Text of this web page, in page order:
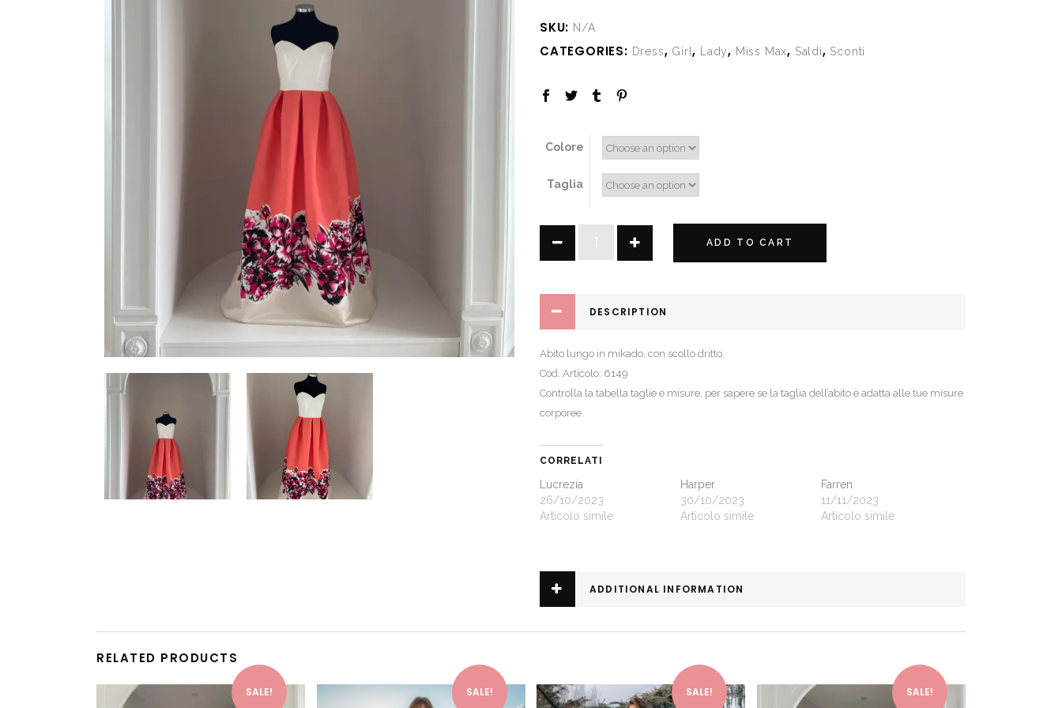
SKU: N/A
CATEGORIES: Dress, Girl , Lady, Miss Max, Saldi, Sconti
Colore
Taglia
ADD TO CART
DESCRIPTION
Abito lungo in mikado, con scollo dritto.
Cod. Articolo: 6149
Controlla la tabella taglie e misure, per sapere se la taglia dell’abito è adatta alle tue misure
corporee.
CORRELATI
Lucrezia
26/10/2023
Articolo simile
Harper
30/10/2023
Articolo simile
Farren
11/11/2023
Articolo simile
ADDITIONAL INFORMATION
RELATED PRODUCTS
SALE!
This product has multiple variants. The options may be chosen on the product page
SALE!
This product has multiple variants. The options may be chosen on the product page
SALE!
This product has multiple variants. The options may be chosen on the product page
SALE!
This product has multiple variants. The options may be chosen on the product page